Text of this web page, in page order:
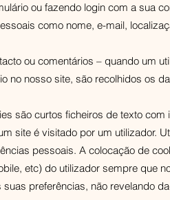
ou fazendo login com a sua
como nome, e-mail,
ou comentários – quando um
no nosso site, são recolhidos os
são curtos ficheiros de texto
site é visitado por um utilizador.
pessoais. A colocação de
etc) do utilizador sempre que
suas preferências, não revelando